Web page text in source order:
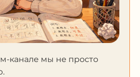
канале мы не просто